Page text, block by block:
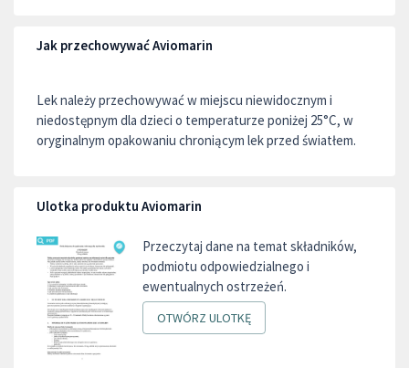
Jak przechowywać Aviomarin
Lek należy przechowywać w miejscu niewidocznym i
niedostępnym dla dzieci o temperaturze poniżej 25°C, w
oryginalnym opakowaniu chroniącym lek przed światłem.
Ulotka produktu Aviomarin
Przeczytaj dane na temat składników,
podmiotu odpowiedzialnego i
ewentualnych ostrzeżeń.
OTWÓRZ ULOTKĘ